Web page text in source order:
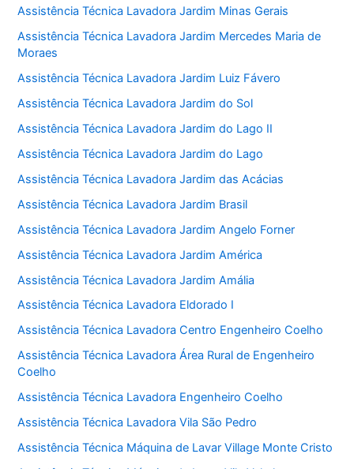
Assistência Técnica Lavadora Jardim Minas Gerais
Assistência Técnica Lavadora Jardim Mercedes Maria de
Moraes
Assistência Técnica Lavadora Jardim Luiz Fávero
Assistência Técnica Lavadora Jardim do Sol
Assistência Técnica Lavadora Jardim do Lago II
Assistência Técnica Lavadora Jardim do Lago
Assistência Técnica Lavadora Jardim das Acácias
Assistência Técnica Lavadora Jardim Brasil
Assistência Técnica Lavadora Jardim Angelo Forner
Assistência Técnica Lavadora Jardim América
Assistência Técnica Lavadora Jardim Amália
Assistência Técnica Lavadora Eldorado I
Assistência Técnica Lavadora Centro Engenheiro Coelho
Assistência Técnica Lavadora Área Rural de Engenheiro
Coelho
Assistência Técnica Lavadora Engenheiro Coelho
Assistência Técnica Lavadora Vila São Pedro
Assistência Técnica Máquina de Lavar Village Monte Cristo